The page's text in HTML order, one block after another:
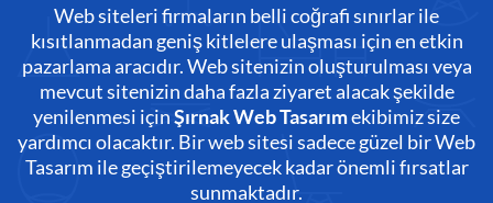
Web siteleri firmaların belli coğrafi sınırlar ile
kısıtlanmadan geniş kitlelere ulaşması için en etkin
pazarlama aracıdır. Web sitenizin oluşturulması veya
mevcut sitenizin daha fazla ziyaret alacak şekilde
yenilenmesi içinŞırnak Web Tasarımekibimiz size
yardımcı olacaktır. Bir web sitesi sadece güzel bir Web
Tasarım ile geçiştirilemeyecek kadar önemli fırsatlar
sunmaktadır.